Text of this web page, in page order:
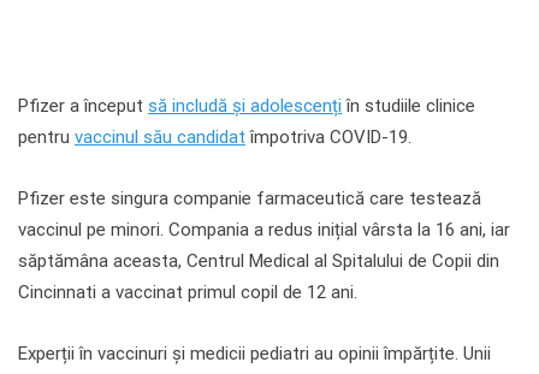
Pfizer a început să includă și adolescenți în studiile clinice
pentru vaccinul său candidat împotriva COVID-19.
Pfizer este singura companie farmaceutică care testează
vaccinul pe minori. Compania a redus inițial vârsta la 16 ani, iar
săptămâna aceasta, Centrul Medical al Spitalului de Copii din
Cincinnati a vaccinat primul copil de 12 ani.
Experții în vaccinuri și medicii pediatri au opinii împărțite. Unii